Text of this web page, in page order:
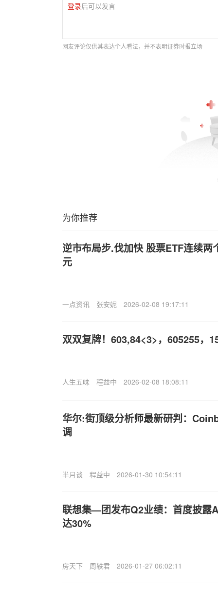
登录后可以发言
网友评论仅供其表达个人看法，并不表明证券时报立场
为你推荐
逆市布局步.伐加快 股票ETF连续两
元
一点资讯 张安妮 2026-02-08 19:17:11
双双复牌！603,84<3>，605255，
人生五味 程益中 2026-02-08 18:08:11
华尔:街顶级分析师最新研判：
调
半月谈 程益中 2026-01-30 10:54:11
联想集—团发布Q2业绩：首度披露
达30%
房天下 周轶君 2026-01-27 06:02:11